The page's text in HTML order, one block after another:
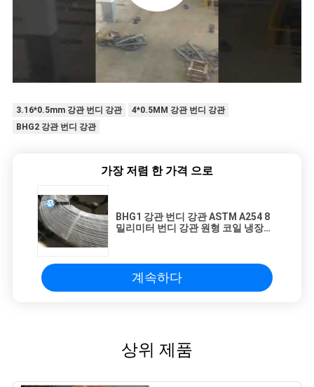
3.16*0.5mm 강관 번디 강관
4*0.5MM 강관 번디 강관
BHG2 강관 번디 강관
가장 저렴 한 가격 으로
BHG1 강관 번디 강관 ASTM A254 8
밀리미터 번디 강관 원형 코일 냉장고
계속하다
상위 제품